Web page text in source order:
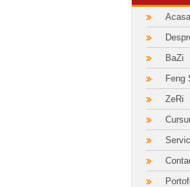
Acasa
BaZi
Feng
ZeRi